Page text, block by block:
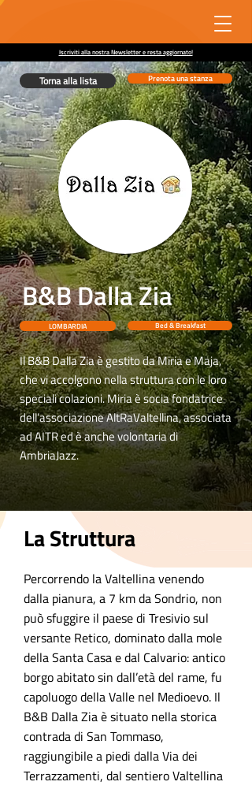
Iscriviti alla nostra Newsletter e resta aggiornato!
Torna alla lista Prenota una stanza
B&B Dalla Zia
LOMBARDIA Bed & Breakfast
Il B&B Dalla Zia è gestito da Miria e Maja,
che vi accolgono nella struttura con le loro
speciali colazioni. Miria è socia fondatrice
dell’associazione AltRaValtellina, associata
ad AITR ed è anche volontaria di
AmbriaJazz.
La Struttura
Percorrendo la Valtellina venendo
dalla pianura, a 7 km da Sondrio, non
può sfuggire il paese di Tresivio sul
versante Retico, dominato dalla mole
della Santa Casa e dal Calvario: antico
borgo abitato sin dall’età del rame, fu
capoluogo della Valle nel Medioevo. Il
B&B Dalla Zia è situato nella storica
contrada di San Tommaso,
raggiungibile a piedi dalla Via dei
Terrazzamenti, dal sentiero Valtellina